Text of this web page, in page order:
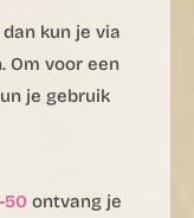
kun je via
Om voor een
je gebruik
50 ontvang je